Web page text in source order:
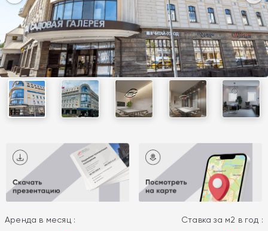
Аренда в месяц : Ставка за м2 в год :